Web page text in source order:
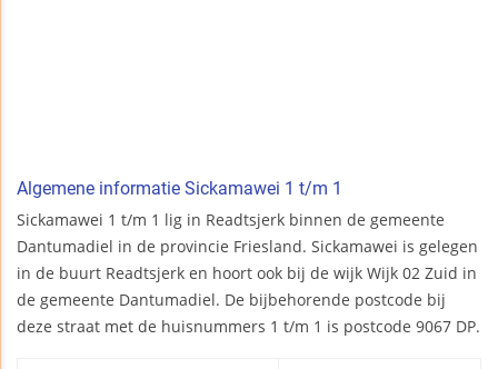
Algemene informatie Sickamawei 1 t/m 1
Sickamawei 1 t/m 1 lig in Readtsjerk binnen de gemeente
Dantumadiel in de provincie Friesland. Sickamawei is gelegen
in de buurt Readtsjerk en hoort ook bij de wijk Wijk 02 Zuid in
de gemeente Dantumadiel. De bijbehorende postcode bij
deze straat met de huisnummers 1 t/m 1 is postcode 9067 DP.